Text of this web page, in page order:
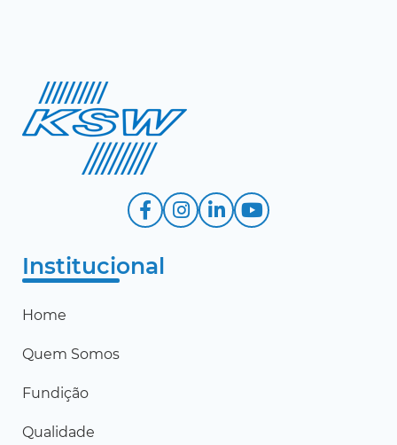
Institucional
Home
Quem Somos
Fundição
Qualidade